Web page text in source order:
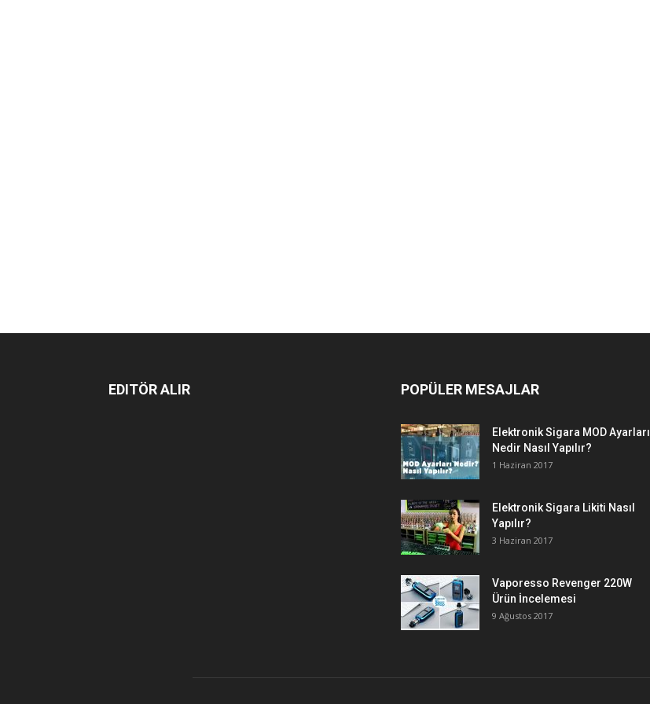
EDITÖR ALIR POPÜLER MESAJLAR
Elektronik Sigara MOD Ayarları
Nedir Nasıl Yapılır?
1 Haziran 2017
Elektronik Sigara Likiti Nasıl
Yapılır?
3 Haziran 2017
Vaporesso Revenger 220W
Ürün İncelemesi
9 Ağustos 2017